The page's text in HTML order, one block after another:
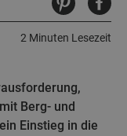
2 Minuten Lesezeit
Berg- und
Einstieg in die